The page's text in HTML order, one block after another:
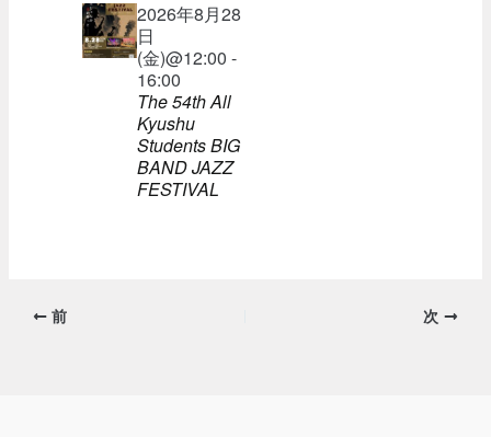
2026年8月28
日
(金)@12:00 -
16:00
The 54th All
Kyushu
Students BIG
BAND JAZZ
FESTIVAL
前 次